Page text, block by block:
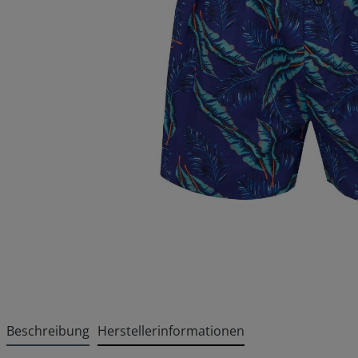
Beschreibung Herstellerinformationen